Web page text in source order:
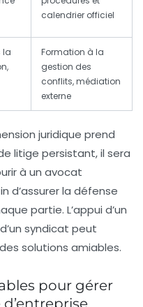
calendrier officiel
la
Formation à la
gestion des
conflits, médiation
externe
juridique prend
litige persistant, il sera
à un avocat
d’assurer la défense
partie. L’appui d’un
syndicat peut
solutions amiables.
pour gérer